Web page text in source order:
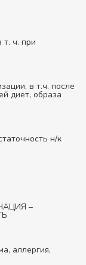
ч. при
в т.ч. после
диет, образа
н/к
–
аллергия,